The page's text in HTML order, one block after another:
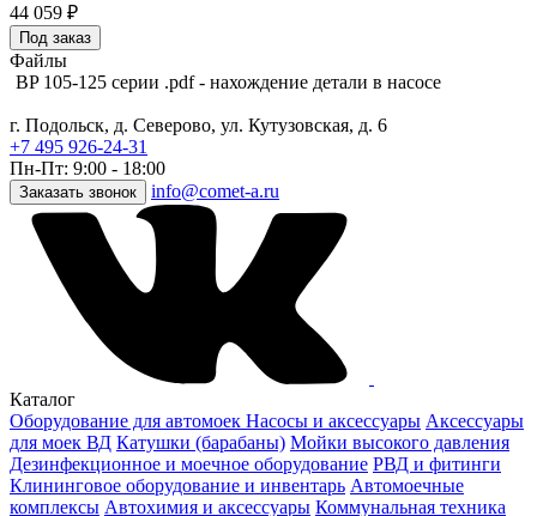
44 059 ₽
Под заказ
Файлы
BP 105-125 серии .pdf - нахождение детали в насосе
г. Подольск, д. Северово, ул. Кутузовская, д. 6
+7 495 926-24-31
Пн-Пт: 9:00 - 18:00
Заказать звонок info@comet-a.ru
Каталог
Оборудование для автомоек Насосы и аксессуары Аксессуары
для моек ВД Катушки (барабаны) Мойки высокого давления
Дезинфекционное и моечное оборудование РВД и фитинги
Клининговое оборудование и инвентарь Автомоечные
комплексы Автохимия и аксессуары Коммунальная техника